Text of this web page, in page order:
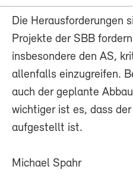
Die Herausforderungen
Projekte der SBB
insbesondere den AS,
allenfalls einzugreifen.
auch der geplante
wichtiger ist es, dass
aufgestellt ist.
Michael Spahr